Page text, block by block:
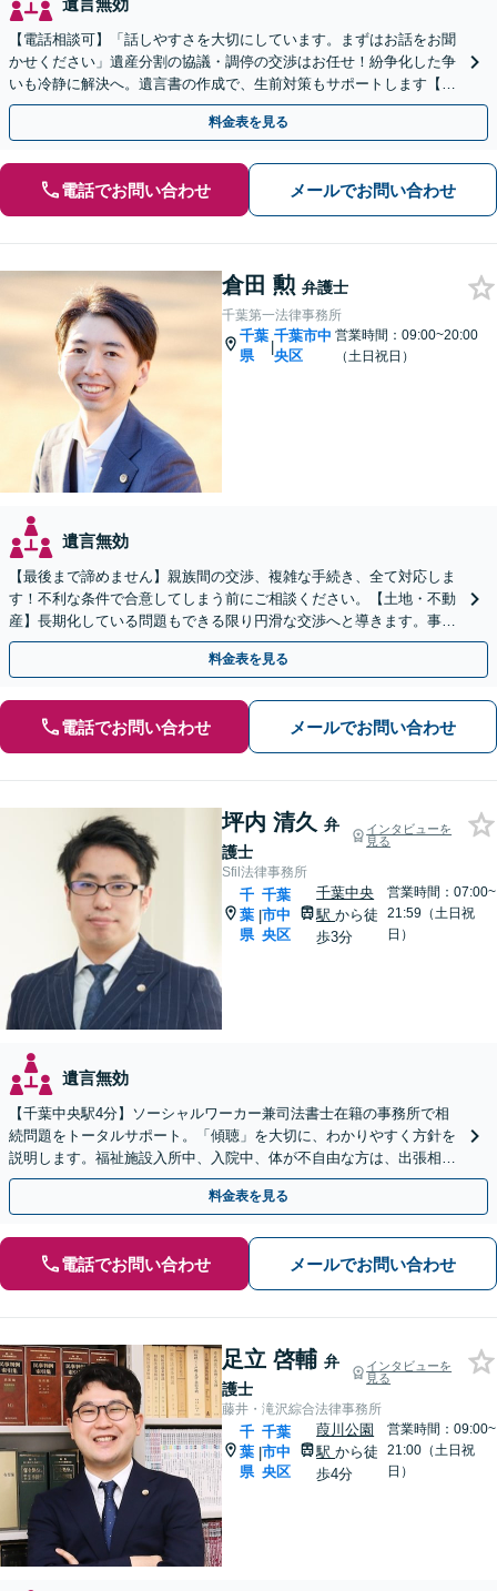
【電話相談可】「話しやすさを大切にしています。まずはお話をお聞
かせください」遺産分割の協議・調停の交渉はお任せ！紛争化した争
いも冷静に解決へ。遺言書の作成で、生前対策もサポートします【夜
間・休日面談可】【葭川公園駅5分】
料金表を見る
電話でお問い合わせ メールでお問い合わせ
倉田 勲 弁護士
千葉第一法律事務所
千葉
県
|
千葉市中
央区
営業時間：09:00~20:00
（土日祝日）
遺言無効
【最後まで諦めません】親族間の交渉、複雑な手続き、全て対応しま
す！不利な条件で合意してしまう前にご相談ください。【土地・不動
産】長期化している問題もできる限り円滑な交渉へと導きます。事業
承継／相続放棄も対応可能。【JR千葉駅近く】駐車場あり
料金表を見る
電話でお問い合わせ メールでお問い合わせ
坪内 清久 弁
護士
インタビューを
見る
Sfil法律事務所
千
葉
県
|
千葉
市中
央区
千葉中央
駅から徒
歩3分
営業時間：07:00~
21:59（土日祝
日）
遺言無効
【千葉中央駅4分】ソーシャルワーカー兼司法書士在籍の事務所で相
続問題をトータルサポート。「傾聴」を大切に、わかりやすく方針を
説明します。福祉施設入所中、入院中、体が不自由な方は、出張相談
なども柔軟に対応します【休日／夜間面談OK】
料金表を見る
電話でお問い合わせ メールでお問い合わせ
足立 啓輔 弁
護士
インタビューを
見る
藤井・滝沢綜合法律事務所
千
葉
県
|
千葉
市中
央区
葭川公園
駅から徒
歩4分
営業時間：09:00~
21:00（土日祝
日）